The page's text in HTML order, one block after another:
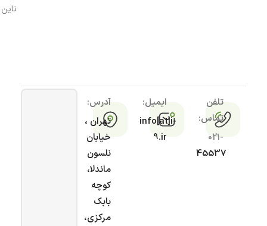
ناین
تلفن
تماس:
021-
45537
ایمیل:
info[at]i-
9.ir
آدرس:
تهران ،
خیابان
نلسون
ماندلا،
کوچه
بابک
مرکزی،